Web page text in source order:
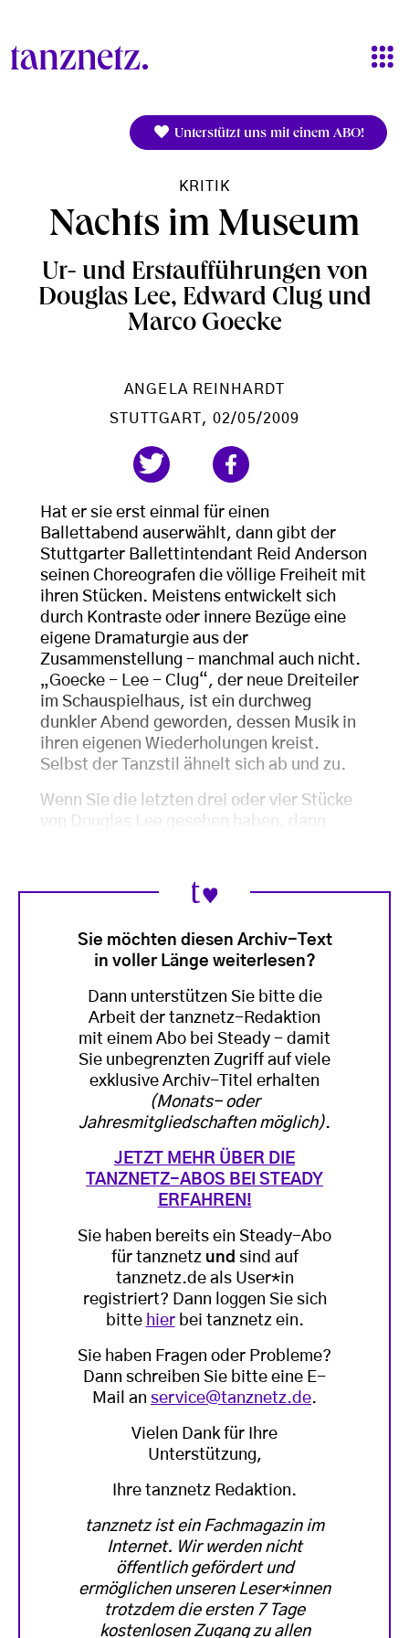
Unterstützt uns mit einem ABO!
KRITIK
Nachts im Museum
Ur- und Erstaufführungen von
Douglas Lee, Edward Clug und
Marco Goecke
ANGELA REINHARDT
STUTTGART
, 02/05/2009
Hat er sie erst einmal für einen
Ballettabend auserwählt, dann gibt der
Stuttgarter Ballettintendant Reid Anderson
seinen Choreografen die völlige Freiheit mit
ihren Stücken. Meistens entwickelt sich
durch Kontraste oder innere Bezüge eine
eigene Dramaturgie aus der
Zusammenstellung – manchmal auch nicht.
„Goecke - Lee - Clug“, der neue Dreiteiler
im Schauspielhaus, ist ein durchweg
dunkler Abend geworden, dessen Musik in
ihren eigenen Wiederholungen kreist.
Selbst der Tanzstil ähnelt sich ab und zu.
Wenn Sie die letzten drei oder vier Stücke
von Douglas Lee gesehen haben, dann
Sie möchten diesen Archiv-Text
in voller Länge weiterlesen?
Dann unterstützen Sie bitte die
Arbeit der tanznetz-Redaktion
mit einem Abo bei Steady - damit
Sie unbegrenzten Zugriff auf viele
exklusive Archiv-Titel erhalten
(Monats- oder
Jahresmitgliedschaften möglich).
JETZT MEHR ÜBER DIE
TANZNETZ-ABOS BEI STEADY
ERFAHREN!
Sie haben bereits ein Steady-Abo
für tanznetz und sind auf
tanznetz.de als User*in
registriert? Dann loggen Sie sich
bitte hierbei tanznetz ein.
Sie haben Fragen oder Probleme?
Dann schreiben Sie bitte eine E-
Mail an service@tanznetz.de.
Vielen Dank für Ihre
Unterstützung,
Ihre tanznetz Redaktion.
tanznetz ist ein Fachmagazin im
Internet. Wir werden nicht
öffentlich gefördert und
ermöglichen unseren Leser*innen
trotzdem die ersten 7 Tage
kostenlosen Zugang zu allen